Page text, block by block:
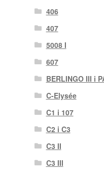
406
407
5008 I
607
BERLINGO III i
C-Elysée
C1 i 107
C2 i C3
C3 II
C3 III